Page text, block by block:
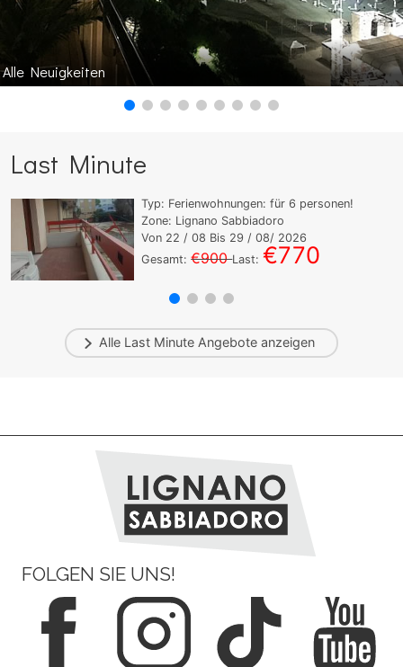
Alle Neuigkeiten
Last Minute
Typ: Ferienwohnungen: für6 personen!
Zone: Lignano Sabbiadoro
Von 22 / 08 Bis 29 / 08/ 2026
Gesamt:€900Last:€770
Alle Last MinuteAngebote anzeigen
FOLGEN SIE UNS!